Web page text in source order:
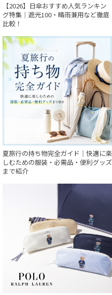
【2026】日傘おすすめ人気ランキン
グ特集｜遮光100・晴雨兼用など徹底
比較！
夏旅行の持ち物完全ガイド｜快適に楽
しむための服装・必需品・便利グッズ
まで紹介